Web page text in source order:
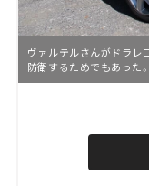
ヴァルテルさんがドラレ
防衛するためでもあった。